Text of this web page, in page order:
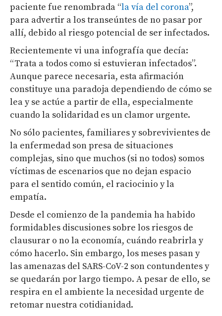
paciente fue renombrada “la vía del corona”,
para advertir a los transeúntes de no pasar por
allí, debido al riesgo potencial de ser infectados.
Recientemente vi una infografía que decía:
“Trata a todos como si estuvieran infectados”.
Aunque parece necesaria, esta afirmación
constituye una paradoja dependiendo de cómo se
lea y se actúe a partir de ella, especialmente
cuando la solidaridad es un clamor urgente.
No sólo pacientes, familiares y sobrevivientes de
la enfermedad son presa de situaciones
complejas, sino que muchos (si no todos) somos
víctimas de escenarios que no dejan espacio
para el sentido común, el raciocinio y la
empatía.
Desde el comienzo de la pandemia ha habido
formidables discusiones sobre los riesgos de
clausurar o no la economía, cuándo reabrirla y
cómo hacerlo. Sin embargo, los meses pasan y
las amenazas del SARS-CoV-2 son contundentes y
se quedarán por largo tiempo. A pesar de ello, se
respira en el ambiente la necesidad urgente de
retomar nuestra cotidianidad.